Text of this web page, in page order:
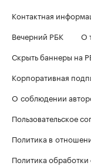
Контактная
Вечерний РБК
О
Скрыть баннеры на
Корпоративная
О соблюдении
Пользовательское
Политика в
Политика